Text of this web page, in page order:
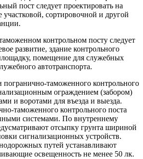
пост следует проектировать на
сортировочной и другой
контрольном посту следует
развитие, здание контрольного
помещение для служебных
автотранспорта.
погранично-таможенного контрольного
ограждением (забором)
и воротами для въезда и выезда.
таможенного контрольного поста
системами. По внутреннему
отсыпку грунта шириной
сигнализационных устройств.
путей устанавливают
освещенность не менее 50 лк.